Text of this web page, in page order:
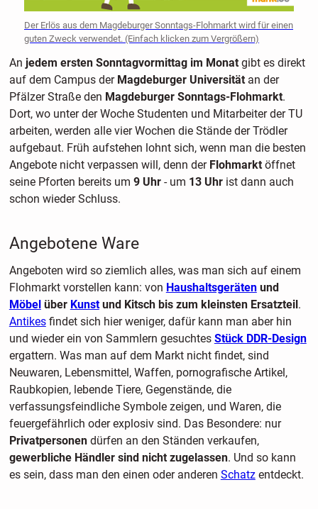
Der Erlös aus dem Magdeburger Sonntags-Flohmarkt wird für einen
guten Zweck verwendet. (Einfach klicken zum Vergrößern)
An jedem ersten Sonntagvormittag im Monatgibt es direkt
auf dem Campus der Magdeburger Universität an der
Pfälzer Straße den Magdeburger Sonntags-Flohmarkt.
Dort, wo unter der Woche Studenten und Mitarbeiter der TU
arbeiten, werden alle vier Wochen die Stände der Trödler
aufgebaut. Früh aufstehen lohnt sich, wenn man die besten
Angebote nicht verpassen will, denn der Flohmarkt öffnet
seine Pforten bereits um 9 Uhr- um 13 Uhrist dann auch
schon wieder Schluss.
Angebotene Ware
Angeboten wird so ziemlich alles, was man sich auf einem
Flohmarkt vorstellen kann: von Haushaltsgerätenund
Möbel über Kunstund Kitsch bis zum kleinsten Ersatzteil .
Antikesfindet sich hier weniger, dafür kann man aber hin
und wieder ein von Sammlern gesuchtes Stück DDR-Design
ergattern. Was man auf dem Markt nicht findet, sind
Neuwaren, Lebensmittel, Waffen, pornografische Artikel,
Raubkopien, lebende Tiere, Gegenstände, die
verfassungsfeindliche Symbole zeigen, und Waren, die
feuergefährlich oder explosiv sind. Das Besondere: nur
Privatpersonen dürfen an den Ständen verkaufen,
gewerbliche Händler sind nicht zugelassen. Und so kann
es sein, dass man den einen oder anderen Schatzentdeckt.